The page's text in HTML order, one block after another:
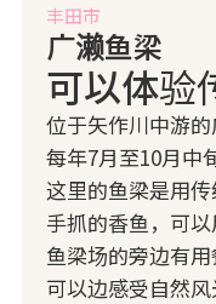
丰田市
广濑鱼梁
可以体验
位于矢作川中游的
每年7月至10月中
这里的鱼梁是用传
手抓的香鱼，可以
鱼梁场的旁边有用
可以边感受自然